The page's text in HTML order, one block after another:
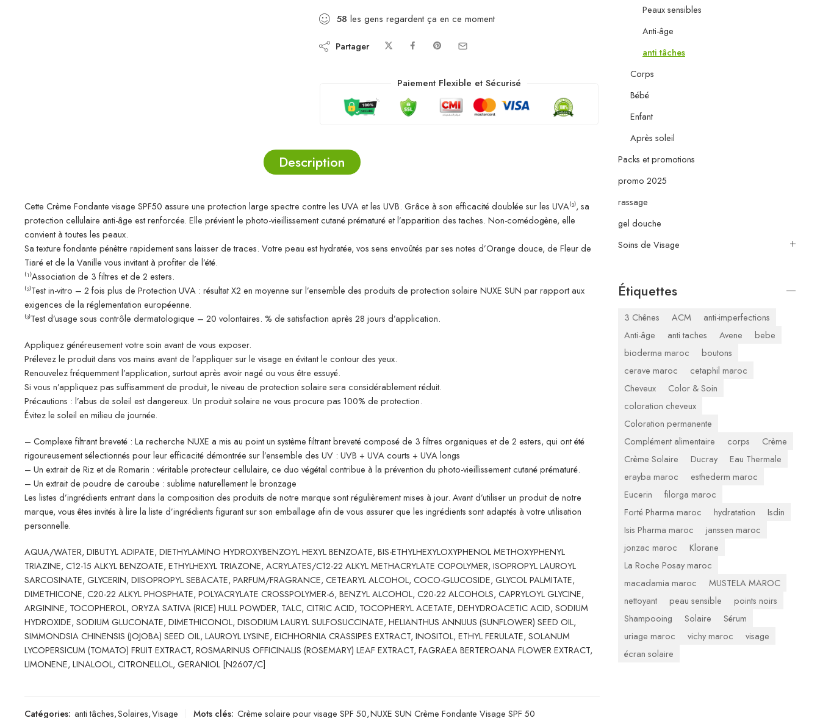
58 les gens regardent ça en ce moment
Partager
Paiement Flexible et Sécurisé
Description
Cette Crème Fondante visage SPF50 assure une protection large spectre contre les UVA et les UVB. Grâce à son efficacité doublée sur les UVA⁽²⁾, sa
protection cellulaire anti-âge est renforcée. Elle prévient le photo-vieillissement cutané prématuré et l’apparition des taches. Non-comédogène, elle
convient à toutes les peaux.
Sa texture fondante pénètre rapidement sans laisser de traces. Votre peau est hydratée, vos sens envoûtés par ses notes d’Orange douce, de Fleur de
Tiaré et de la Vanille vous invitant à profiter de l’été.
⁽¹⁾Association de 3 filtres et de 2 esters.
⁽²⁾Test in-vitro – 2 fois plus de Protection UVA : résultat X2 en moyenne sur l’ensemble des produits de protection solaire NUXE SUN par rapport aux
exigences de la réglementation européenne.
⁽³⁾Test d’usage sous contrôle dermatologique – 20 volontaires. % de satisfaction après 28 jours d’application.
Appliquez généreusement votre soin avant de vous exposer.
Prélevez le produit dans vos mains avant de l’appliquer sur le visage en évitant le contour des yeux.
Renouvelez fréquemment l’application, surtout après avoir nagé ou vous être essuyé.
Si vous n’appliquez pas suffisamment de produit, le niveau de protection solaire sera considérablement réduit.
Précautions : l’abus de soleil est dangereux. Un produit solaire ne vous procure pas 100% de protection.
Évitez le soleil en milieu de journée.
– Complexe filtrant breveté : La recherche NUXE a mis au point un système filtrant breveté composé de 3 filtres organiques et de 2 esters, qui ont été
rigoureusement sélectionnés pour leur efficacité démontrée sur l’ensemble des UV : UVB + UVA courts + UVA longs
– Un extrait de Riz et de Romarin : véritable protecteur cellulaire, ce duo végétal contribue à la prévention du photo-vieillissement cutané prématuré.
– Un extrait de poudre de caroube : sublime naturellement le bronzage
Les listes d’ingrédients entrant dans la composition des produits de notre marque sont régulièrement mises à jour. Avant d’utiliser un produit de notre
marque, vous êtes invités à lire la liste d’ingrédients figurant sur son emballage afin de vous assurer que les ingrédients sont adaptés à votre utilisation
personnelle.
AQUA/WATER, DIBUTYL ADIPATE, DIETHYLAMINO HYDROXYBENZOYL HEXYL BENZOATE, BIS-ETHYLHEXYLOXYPHENOL METHOXYPHENYL
TRIAZINE, C12-15 ALKYL BENZOATE, ETHYLHEXYL TRIAZONE, ACRYLATES/C12-22 ALKYL METHACRYLATE COPOLYMER, ISOPROPYL LAUROYL
SARCOSINATE, GLYCERIN, DIISOPROPYL SEBACATE, PARFUM/FRAGRANCE, CETEARYL ALCOHOL, COCO-GLUCOSIDE, GLYCOL PALMITATE,
DIMETHICONE, C20-22 ALKYL PHOSPHATE, POLYACRYLATE CROSSPOLYMER-6, BENZYL ALCOHOL, C20-22 ALCOHOLS, CAPRYLOYL GLYCINE,
ARGININE, TOCOPHEROL, ORYZA SATIVA (RICE) HULL POWDER, TALC, CITRIC ACID, TOCOPHERYL ACETATE, DEHYDROACETIC ACID, SODIUM
HYDROXIDE, SODIUM GLUCONATE, DIMETHICONOL, DISODIUM LAURYL SULFOSUCCINATE, HELIANTHUS ANNUUS (SUNFLOWER) SEED OIL,
SIMMONDSIA CHINENSIS (JOJOBA) SEED OIL, LAUROYL LYSINE, EICHHORNIA CRASSIPES EXTRACT, INOSITOL, ETHYL FERULATE, SOLANUM
LYCOPERSICUM (TOMATO) FRUIT EXTRACT, ROSMARINUS OFFICINALIS (ROSEMARY) LEAF EXTRACT, FAGRAEA BERTEROANA FLOWER EXTRACT,
LIMONENE, LINALOOL, CITRONELLOL, GERANIOL [N2607/C]
Catégories: anti tâches,Solaires,Visage Mots clés: Crème solaire pour visage SPF 50,NUXE SUN Crème Fondante Visage SPF 50
Peaux sensibles
Anti-âge
anti tâches
Corps
Bébé
Enfant
Après soleil
Packs et promotions
promo 2025
rassage
gel douche
Soins de Visage
Étiquettes
3 Chênes ACM
anti-imperfections
Anti-âge
anti taches Avene
bebe
bioderma maroc
boutons
cerave maroc
cetaphil maroc
Cheveux
Color & Soin
coloration cheveux
Coloration permanente
Complément alimentaire
corps
Crème
Crème Solaire
Ducray
Eau Thermale
erayba maroc
esthederm maroc
Eucerin
filorga maroc
Forté Pharma maroc
hydratation
Isdin
Isis Pharma maroc
janssen maroc
jonzac maroc
Klorane
La Roche Posay maroc
macadamia maroc
MUSTELA MAROC
nettoyant
peau sensible
points noirs
Shampooing
Solaire
Sérum
uriage maroc
vichy maroc
visage
écran solaire